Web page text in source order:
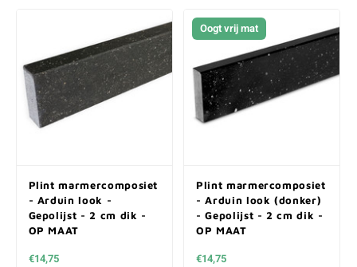
Plint marmercomposiet
- Arduin look -
Gepolijst - 2 cm dik -
OP MAAT
€14,75
Oogt vrij mat
Plint marmercomposiet
- Arduin look (donker)
- Gepolijst - 2 cm dik -
OP MAAT
€14,75